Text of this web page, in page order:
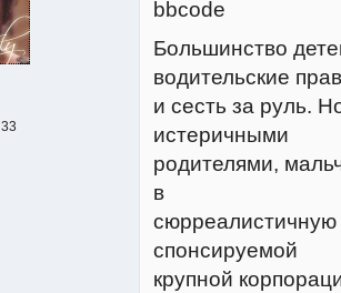
33
Большинство
водительские
и сесть за руль.
истеричными
родителями,
в
сюрреалистичную
спонсируемой
крупной